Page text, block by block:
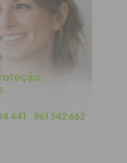
nossa rede
autarquia